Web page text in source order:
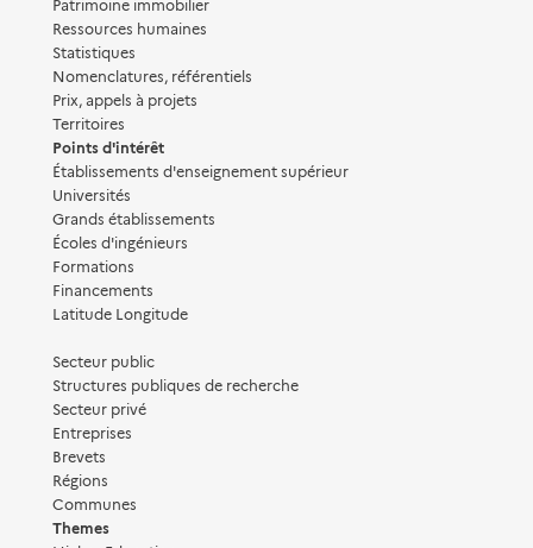
Patrimoine immobilier
Ressources humaines
Statistiques
Nomenclatures, référentiels
Prix, appels à projets
Territoires
Points d'intérêt
Établissements d'enseignement supérieur
Universités
Grands établissements
Écoles d'ingénieurs
Formations
Financements
Latitude Longitude
Secteur public
Structures publiques de recherche
Secteur privé
Entreprises
Brevets
Régions
Communes
Themes